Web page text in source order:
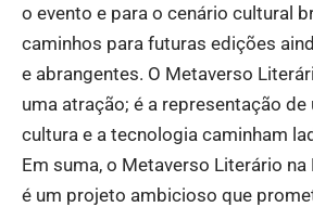
o evento e para o cenário cultural
caminhos para futuras edições
e abrangentes. O Metaverso
uma atração; é a representação
cultura e a tecnologia caminham
Em suma, o Metaverso Literário na
é um projeto ambicioso que